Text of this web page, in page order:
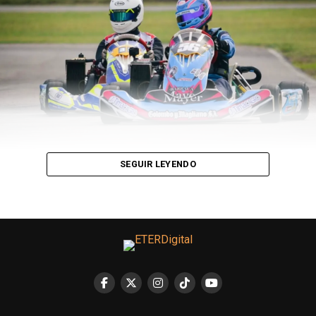
Para Boufflet, la persistencia de estas conductas no es
casual. En ese entramado se explica que conviven
manifestaciones extremas con otras más naturalizadas,
como el humor sexista o las chicanas que terminan
construyendo sentido. Basso aporta otra dimensión al
análisis: “Todo lo que se repite por inercia y no se
cuestiona refuerza el paradigma en el que vivimos”.
comenzaron a expresar su rechazo y a disputar el
sentido de lo que se considera parte de la cultura
remarcando que no solo queda la responsabilidad en
quienes organizan estos actos, sino que amplía su
mirada a la aceptación donde la naturalización se
disfraza de tolerancia.
SEGUIR LEYENDO